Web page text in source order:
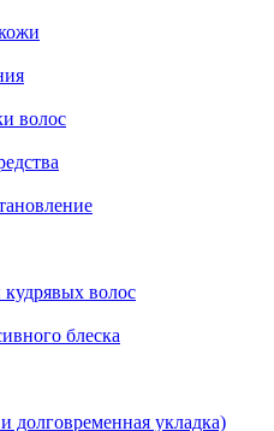
волос
волос
блеска
долговременная укладка)